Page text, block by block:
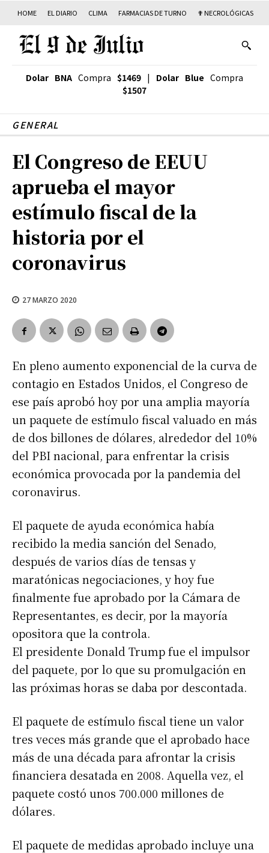
HOME EL DIARIO CLIMA FARMACIAS DE TURNO ✟ NECROLÓGICAS
Dolar BNA Compra $1469 | Dolar Blue Compra
$1507
GENERAL
El Congreso de EEUU
aprueba el mayor
estímulo fiscal de la
historia por el
coronavirus
27 MARZO 2020
En pleno aumento exponencial de la curva de
contagio en Estados Unidos, el Congreso de
ese país aprobó hoy por una amplia mayoría
un paquete de estímulo fiscal valuado en más
de dos billones de dólares, alrededor del 10%
del PBI nacional, para enfrentar la crisis
económica provocada por la pandemia del
coronavirus.
El paquete de ayuda económica había
recibido la media sanción del Senado,
después de varios días de tensas y
maratónicas negociaciones, y hoy fue
finalmente fue aprobado por la Cámara de
Representantes, es decir, por la mayoría
opositora que la controla.
El presidente Donald Trump fue el impulsor
del paquete, por lo que su promulgación en
las próximas horas se daba por descontada.
El paquete de estímulo fiscal tiene un valor
tres veces más grande que el aprobado hace
más de una década para afrontar la crisis
financiera desatada en 2008. Aquella vez, el
paquete costó unos 700.000 millones de
dólares.
El paquete de medidas aprobado incluye una